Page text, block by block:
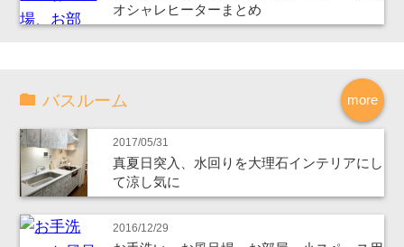
オシャレヒーターまとめ
more
バスルーム
2017/05/31
真夏日突入、水回りを大理石インテリアにし
て涼し気に
2016/12/29